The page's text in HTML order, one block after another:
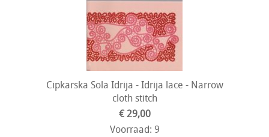
Cipkarska Sola Idrija - Idrija lace - Narrow
cloth stitch
€ 29,00
Voorraad: 9